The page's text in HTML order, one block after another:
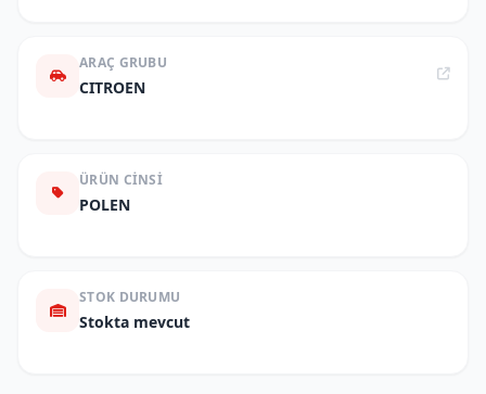
ARAÇ GRUBU
CITROEN
ÜRÜN CINSI
POLEN
STOK DURUMU
Stokta mevcut